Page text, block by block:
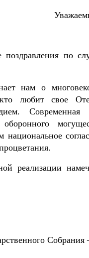
по
нам о
любит свое
национальное
реализации